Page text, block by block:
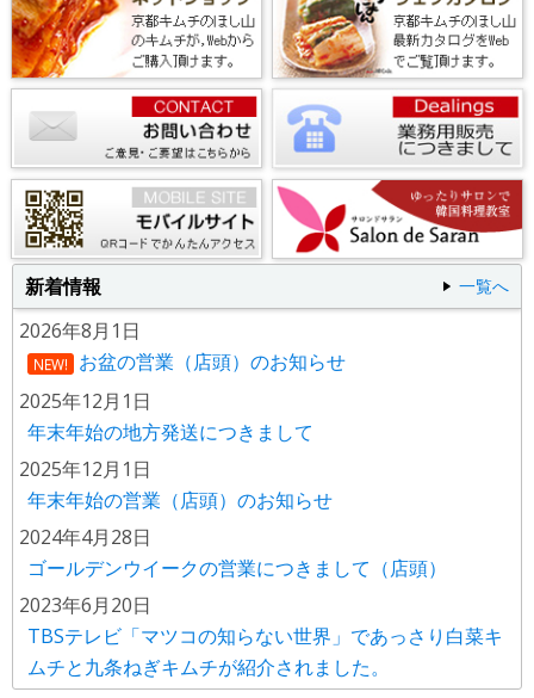
一覧へ
新着情報
2026年8月1日
NEW!
お盆の営業（店頭）のお知らせ
2025年12月1日
年末年始の地方発送につきまして
2025年12月1日
年末年始の営業（店頭）のお知らせ
2024年4月28日
ゴールデンウイークの営業につきまして（店頭）
2023年6月20日
TBSテレビ「マツコの知らない世界」であっさり白菜キ
ムチと九条ねぎキムチが紹介されました。